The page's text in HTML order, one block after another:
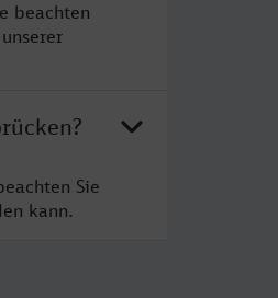
beachten
Sie
kann.